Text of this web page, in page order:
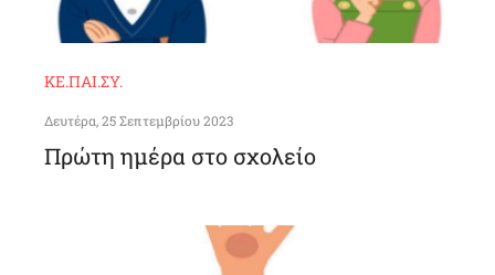
ΚΕ.ΠΑΙ.ΣΥ.
Δευτέρα, 25 Σεπτεμβρίου 2023
Πρώτη ημέρα στο σχολείο